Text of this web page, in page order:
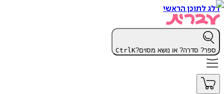
דלג לתוכן הראשי
ספר? סדרה? או נושא מסוים? CtrlK